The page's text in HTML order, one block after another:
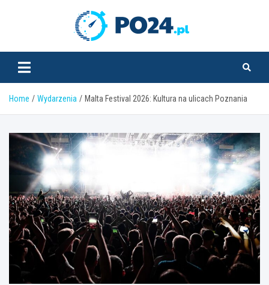
Home Wydarzenia Malta Festival 2026: Kultura na ulicach Poznania